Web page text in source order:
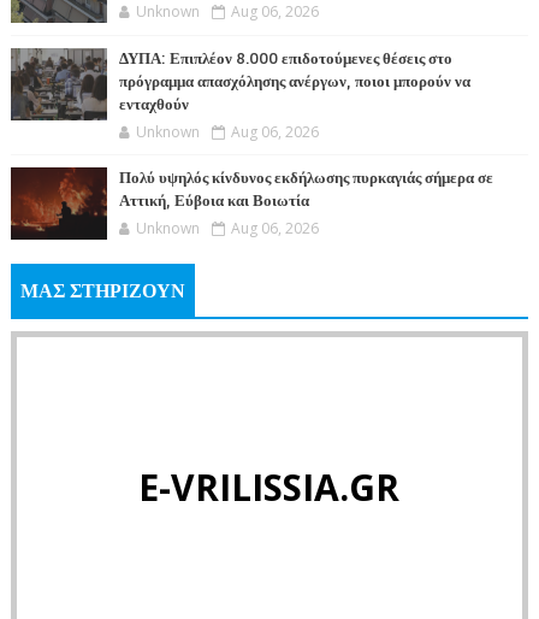
Unknown Aug 06, 2026
ΔΥΠΑ: Επιπλέον 8.000 επιδοτούμενες θέσεις στο
πρόγραμμα απασχόλησης ανέργων, ποιοι μπορούν να
ενταχθούν
Unknown Aug 06, 2026
Πολύ υψηλός κίνδυνος εκδήλωσης πυρκαγιάς σήμερα σε
Αττική, Εύβοια και Βοιωτία
Unknown Aug 06, 2026
ΜΑΣ ΣΤΗΡΙΖΟΥΝ
E-VRILISSIA.GR